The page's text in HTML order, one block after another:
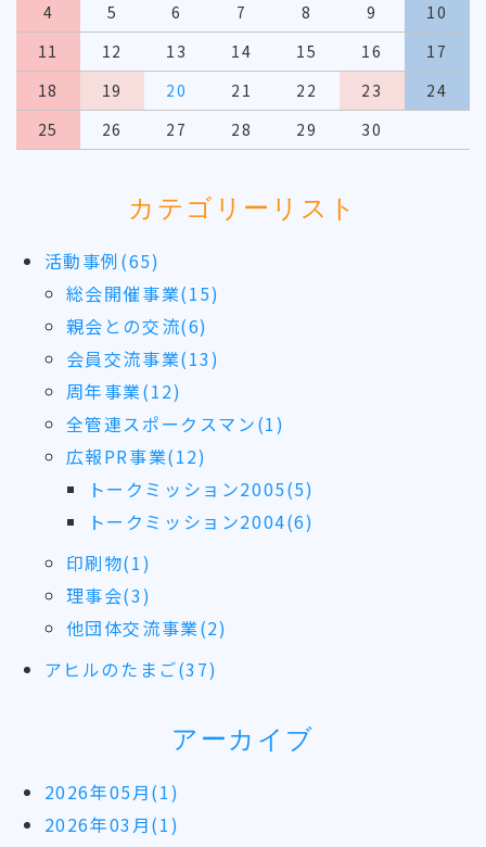
4
5 6 7 8 9
10
11
12 13 14 15 16
17
18
19 20 21 22 23
24
25
26 27 28 29 30
カテゴリーリスト
活動事例(65)
総会開催事業(15)
親会との交流(6)
会員交流事業(13)
周年事業(12)
全管連スポークスマン(1)
広報PR事業(12)
トークミッション2005(5)
トークミッション2004(6)
印刷物(1)
理事会(3)
他団体交流事業(2)
アヒルのたまご(37)
アーカイブ
2026年05月(1)
2026年03月(1)